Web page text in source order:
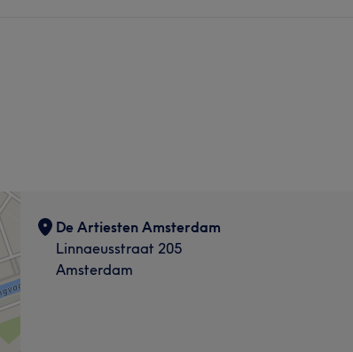
De Artiesten Amsterdam
Linnaeusstraat 205
Amsterdam